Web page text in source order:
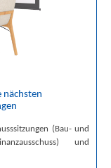
nächsten
(Bau- und
und